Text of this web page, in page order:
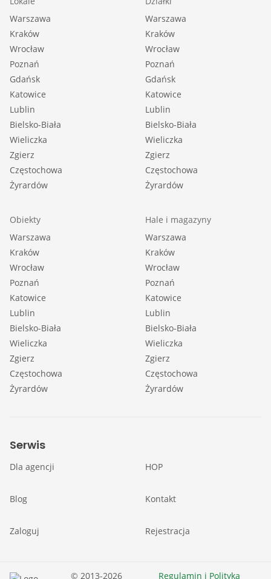
Warszawa
Kraków
Wrocław
Poznań
Gdańsk
Katowice
Lublin
Bielsko-Biała
Wieliczka
Zgierz
Częstochowa
Żyrardów
Warszawa
Kraków
Wrocław
Poznań
Gdańsk
Katowice
Lublin
Bielsko-Biała
Wieliczka
Zgierz
Częstochowa
Żyrardów
Obiekty
Warszawa
Kraków
Wrocław
Poznań
Katowice
Lublin
Bielsko-Biała
Wieliczka
Zgierz
Częstochowa
Żyrardów
Hale i magazyny
Warszawa
Kraków
Wrocław
Poznań
Katowice
Lublin
Bielsko-Biała
Wieliczka
Zgierz
Częstochowa
Żyrardów
Serwis
Dla agencji HOP
Blog Kontakt
Zaloguj Rejestracja
© 2013-2026 Regulamin i Polityka